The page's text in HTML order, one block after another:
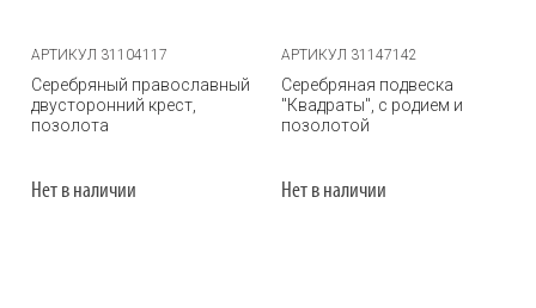
АРТИКУЛ 31104117
Серебряный православный
двусторонний крест,
позолота
Нет в наличии
АРТИКУЛ 31147142
Серебряная подвеска
"Квадраты", с родием и
позолотой
Нет в наличии